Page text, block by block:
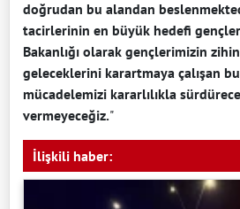
doğrudan bu alandan
tacirlerinin en büyük hedefi
Bakanlığı olarak gençlerimizin
geleceklerini karartmaya çalışan
mücadelemizi kararlılıkla
vermeyeceğiz."
İlişkili haber: